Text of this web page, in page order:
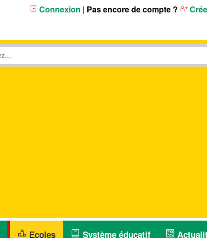
Connexion | Pas encore de compte ?
Ecoles Système éducatif